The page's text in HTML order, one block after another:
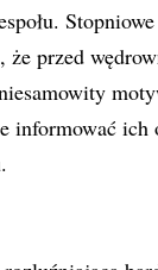
przed
informować